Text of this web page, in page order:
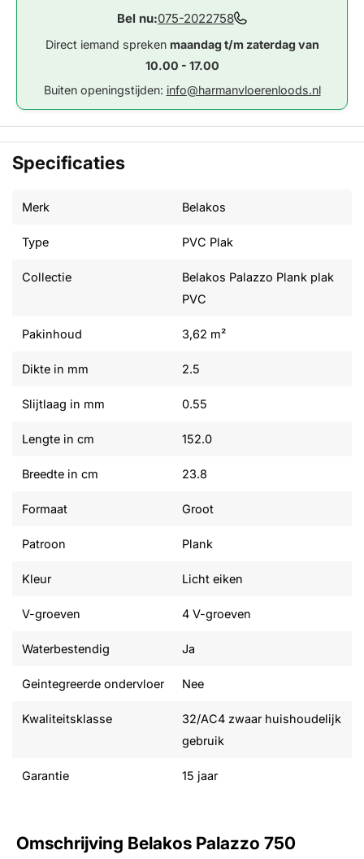
Bel nu:075-2022758
Direct iemand spreken maandag t/m zaterdag van
10.00 - 17.00
Buiten openingstijden: info@harmanvloerenloods.nl
Specificaties
Merk Belakos
Type PVC Plak
Collectie
Belakos Palazzo Plank plak
PVC
Pakinhoud 3,62 m²
Dikte in mm 2.5
Slijtlaag in mm 0.55
Lengte in cm 152.0
Breedte in cm 23.8
Formaat Groot
Patroon Plank
Kleur Licht eiken
V-groeven 4 V-groeven
Waterbestendig Ja
Geintegreerde ondervloer Nee
Kwaliteitsklasse
32/AC4 zwaar huishoudelijk
gebruik
Garantie 15 jaar
Omschrijving Belakos Palazzo 750